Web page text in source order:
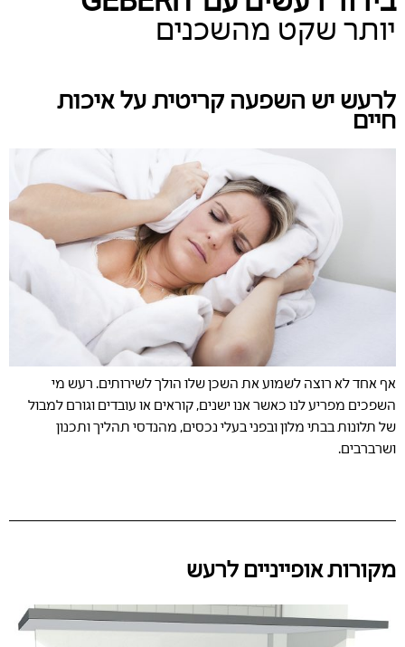
יותר שקט מהשכנים
לרעש יש השפעה קריטית על איכות
חיים
אף אחד לא רוצה לשמוע את השכן שלו הולך לשירותים. רעש מי
השפכים מפריע לנו כאשר אנו ישנים, קוראים או עובדים וגורם למבול
של תלונות בבתי מלון ובפני בעלי נכסים, מהנדסי תהליך ותכנון
ושרברבים.
מקורות אופייניים לרעש